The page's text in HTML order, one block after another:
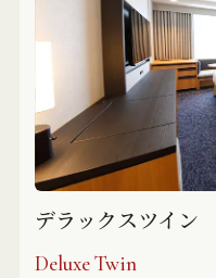
デラックスツイン
Deluxe Twin